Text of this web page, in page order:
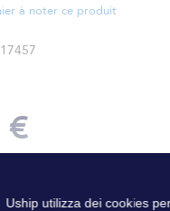
à noter ce produit
17457
€
Uship utilizza dei cookies